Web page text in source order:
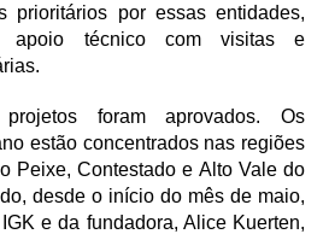
prioritários por essas entidades,
apoio técnico com visitas e
foram aprovados. Os
estão concentrados nas regiões
Peixe, Contestado e Alto Vale do
desde o início do mês de maio,
e da fundadora, Alice Kuerten,